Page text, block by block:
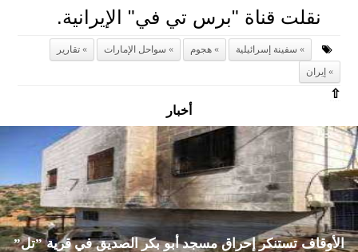
نقلت قناة "برس تي في" الإيرانية.
سفينة إسرائيلية هجوم سواحل الإمارات
تقارير
إيران
⇧
أخبار
الأوقاف تستنكر إحراق مسجد أبو بكر الصديق في قرية ”تل”